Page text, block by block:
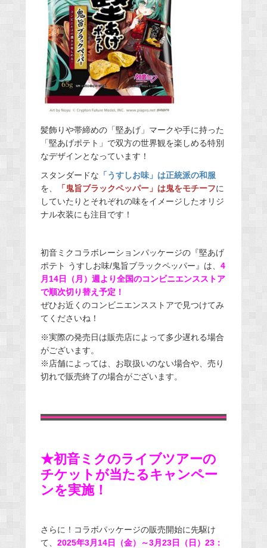
髪飾りや帯締めの「堅あげ」マークや手に持った
「堅あげポテト」で双方の世界観を楽しめる特別
なデザインとなっています！
スタンダードな 「うすしお味」は正統派の和服
を、
「鬼旨ブラックペッパー」は鬼をモチーフに
していたりとそれぞれの味をイメージしたオリジ
ナル衣装にも注目です！
初音ミクコラボレーションパッケージの『堅あげ
ポテト うすしお味/鬼旨ブラックペッパー』は、 4
月14日（月）週より全国のコンビニエンスストア
で順次切り替え予定！
ぜひお近くのコンビニエンスストアで見つけてみ
てくださいね！
※実際の発売日は販売店によって多少遅れる場合
がございます。
※店舗によっては、お取扱いのない場合や、売り
切れで販売終了の場合がございます。
★初音ミクのライブツアーの
チケットが当たるキャンペー
ンを実施！
さらに！コラボパッケージの販売開始に先駆け
て、 2025年3月14日（金）～3月23日（日）23：